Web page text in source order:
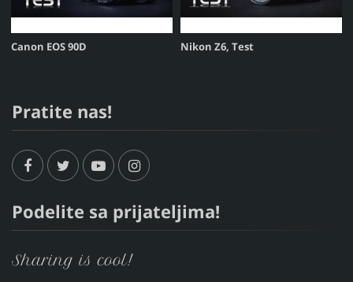
Canon EOS 90D Nikon Z6, Test
Pratite nas!
Podelite sa prijateljima!
Sharing is cool!